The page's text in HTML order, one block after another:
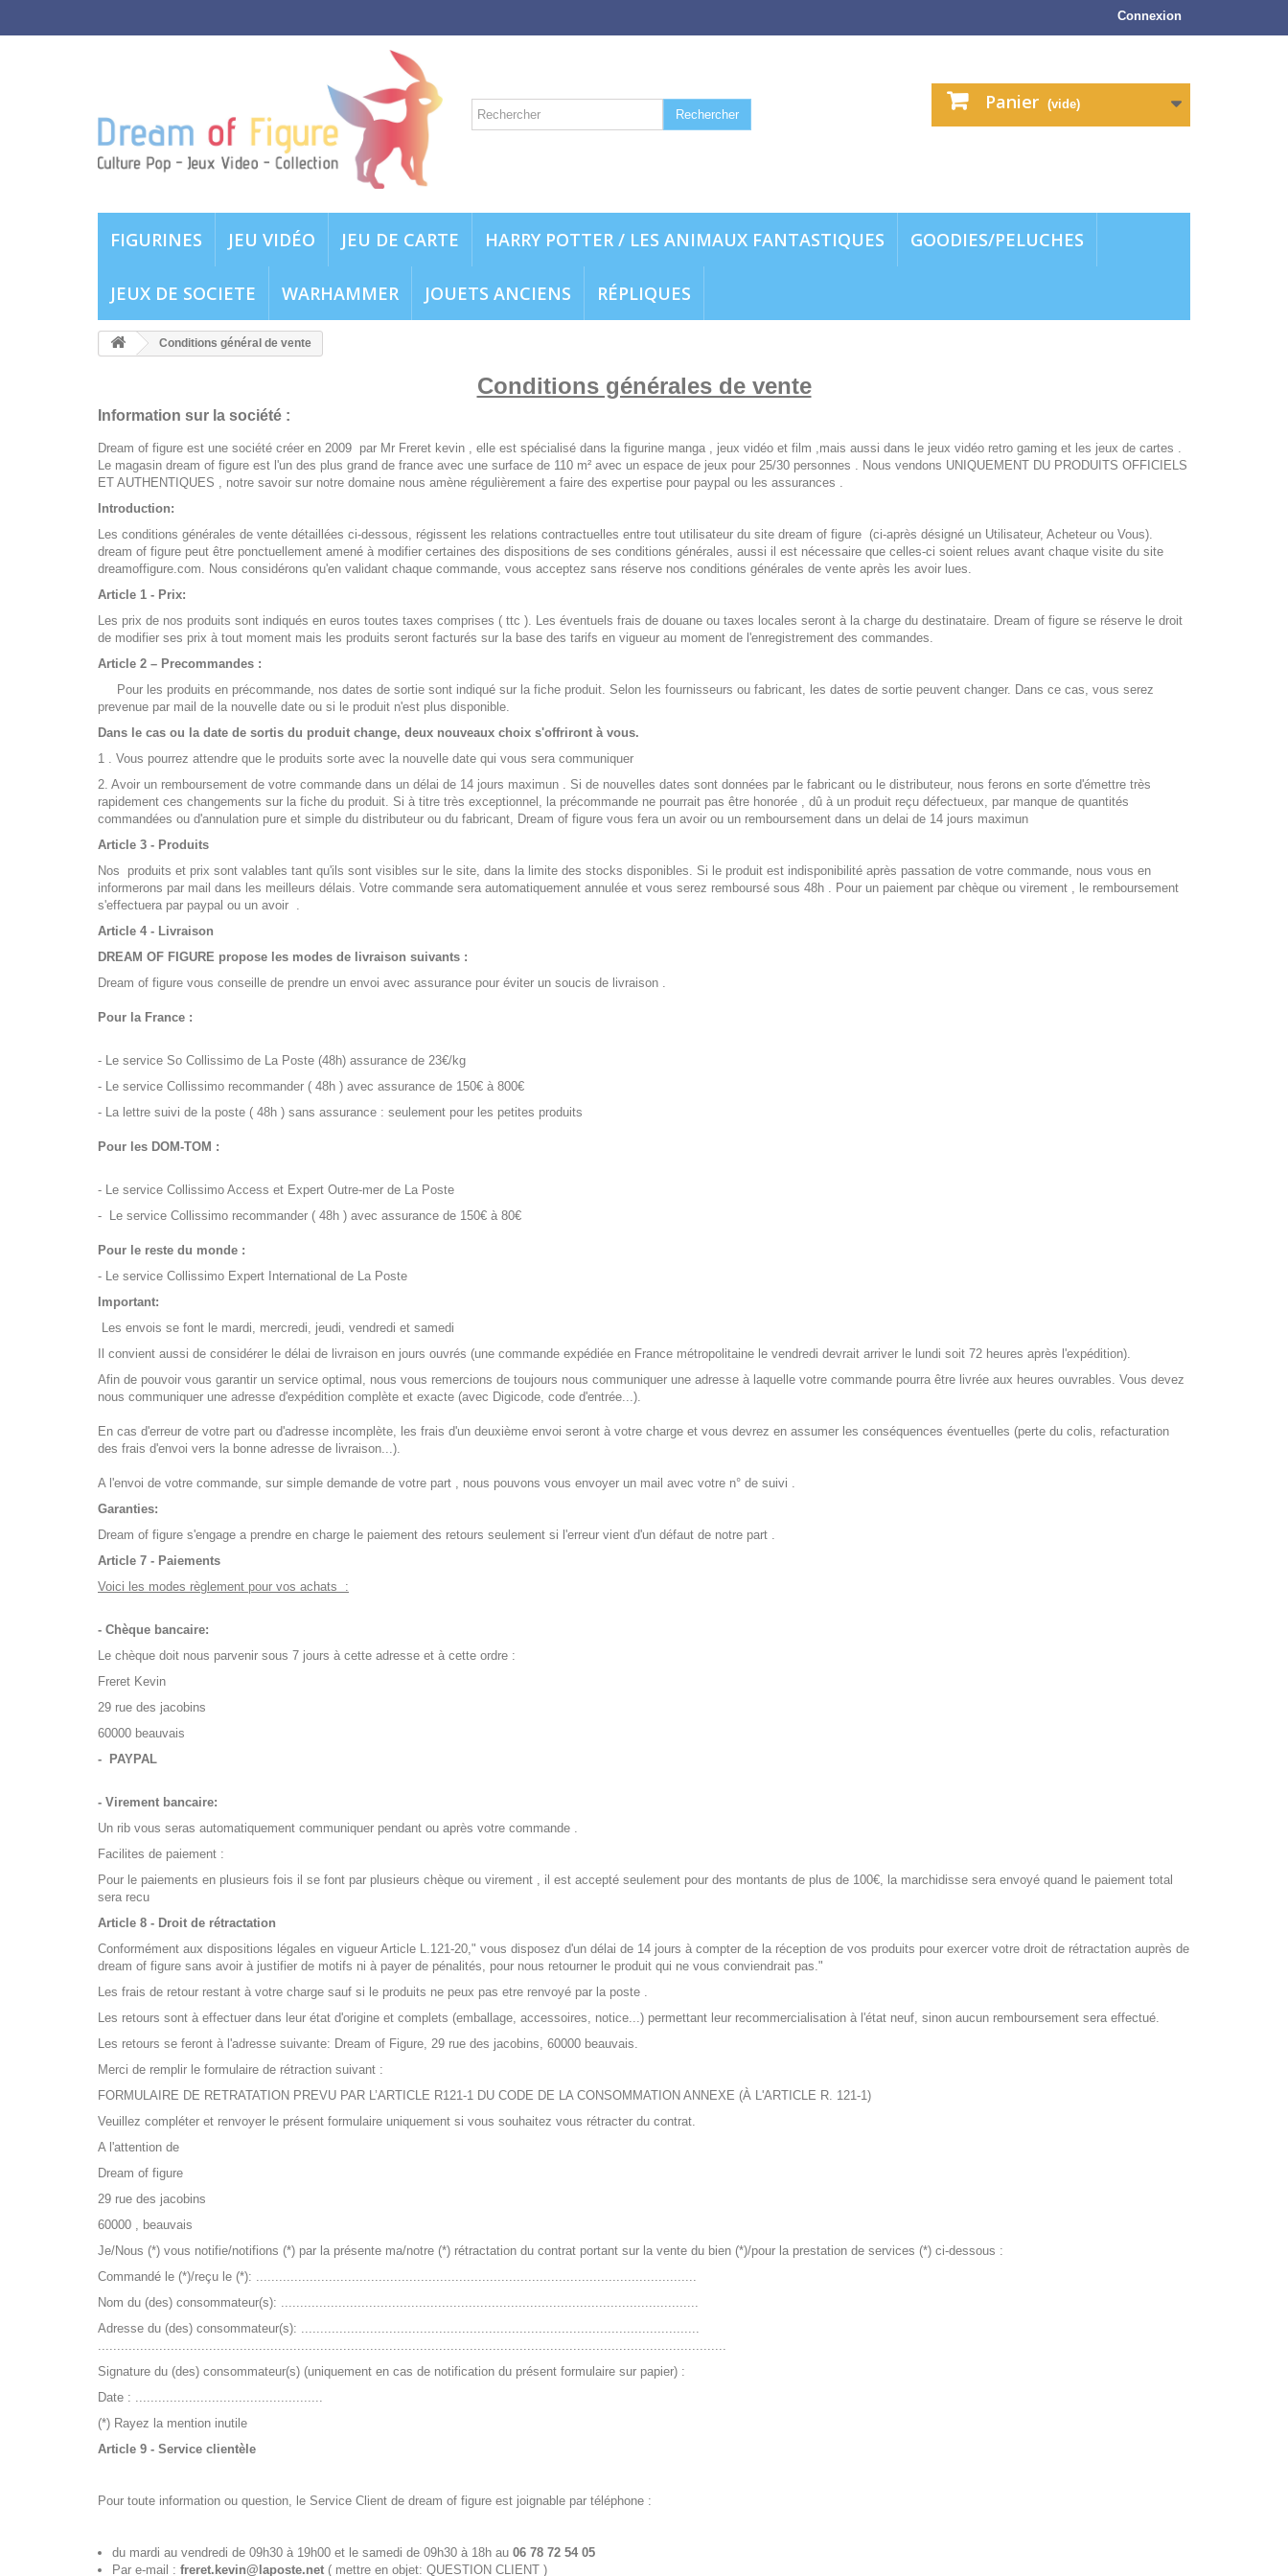
Connexion
Rechercher
Panier (vide)
FIGURINES JEU VIDÉO JEU DE CARTE HARRY POTTER / LES ANIMAUX FANTASTIQUES GOODIES/PELUCHES
JEUX DE SOCIETE WARHAMMER JOUETS ANCIENS RÉPLIQUES
Conditions général de vente
Conditions générales de vente
Information sur la société :
Dream of figure est une société créer en 2009 par Mr Freret kevin , elle est spécialisé dans la figurine manga , jeux vidéo et film ,mais aussi dans le jeux vidéo retro gaming et les jeux de cartes .
Le magasin dream of figure est l'un des plus grand de france avec une surface de 110 m² avec un espace de jeux pour 25/30 personnes . Nous vendons UNIQUEMENT DU PRODUITS OFFICIELS
ET AUTHENTIQUES , notre savoir sur notre domaine nous amène régulièrement a faire des expertise pour paypal ou les assurances .
Introduction:
Les conditions générales de vente détaillées ci-dessous, régissent les relations contractuelles entre tout utilisateur du site dream of figure (ci-après désigné un Utilisateur, Acheteur ou Vous).
dream of figure peut être ponctuellement amené à modifier certaines des dispositions de ses conditions générales, aussi il est nécessaire que celles-ci soient relues avant chaque visite du site
dreamoffigure.com. Nous considérons qu'en validant chaque commande, vous acceptez sans réserve nos conditions générales de vente après les avoir lues.
Article 1 - Prix:
Les prix de nos produits sont indiqués en euros toutes taxes comprises ( ttc ). Les éventuels frais de douane ou taxes locales seront à la charge du destinataire. Dream of figure se réserve le droit
de modifier ses prix à tout moment mais les produits seront facturés sur la base des tarifs en vigueur au moment de l'enregistrement des commandes.
Article 2 – Precommandes :
Pour les produits en précommande, nos dates de sortie sont indiqué sur la fiche produit. Selon les fournisseurs ou fabricant, les dates de sortie peuvent changer. Dans ce cas, vous serez
prevenue par mail de la nouvelle date ou si le produit n'est plus disponible.
Dans le cas ou la date de sortis du produit change, deux nouveaux choix s'offriront à vous.
1 . Vous pourrez attendre que le produits sorte avec la nouvelle date qui vous sera communiquer
2. Avoir un remboursement de votre commande dans un délai de 14 jours maximun . Si de nouvelles dates sont données par le fabricant ou le distributeur, nous ferons en sorte d'émettre très
rapidement ces changements sur la fiche du produit. Si à titre très exceptionnel, la précommande ne pourrait pas être honorée , dû à un produit reçu défectueux, par manque de quantités
commandées ou d'annulation pure et simple du distributeur ou du fabricant, Dream of figure vous fera un avoir ou un remboursement dans un delai de 14 jours maximun
Article 3 - Produits
Nos produits et prix sont valables tant qu'ils sont visibles sur le site, dans la limite des stocks disponibles. Si le produit est indisponibilité après passation de votre commande, nous vous en
informerons par mail dans les meilleurs délais. Votre commande sera automatiquement annulée et vous serez remboursé sous 48h . Pour un paiement par chèque ou virement , le remboursement
s'effectuera par paypal ou un avoir .
Article 4 - Livraison
DREAM OF FIGURE propose les modes de livraison suivants :
Dream of figure vous conseille de prendre un envoi avec assurance pour éviter un soucis de livraison .
Pour la France :
- Le service So Collissimo de La Poste (48h) assurance de 23€/kg
- Le service Collissimo recommander ( 48h ) avec assurance de 150€ à 800€
- La lettre suivi de la poste ( 48h ) sans assurance : seulement pour les petites produits
Pour les DOM-TOM :
- Le service Collissimo Access et Expert Outre-mer de La Poste
- Le service Collissimo recommander ( 48h ) avec assurance de 150€ à 80€
Pour le reste du monde :
- Le service Collissimo Expert International de La Poste
Important:
Les envois se font le mardi, mercredi, jeudi, vendredi et samedi
Il convient aussi de considérer le délai de livraison en jours ouvrés (une commande expédiée en France métropolitaine le vendredi devrait arriver le lundi soit 72 heures après l'expédition).
Afin de pouvoir vous garantir un service optimal, nous vous remercions de toujours nous communiquer une adresse à laquelle votre commande pourra être livrée aux heures ouvrables. Vous devez
nous communiquer une adresse d'expédition complète et exacte (avec Digicode, code d'entrée...).
En cas d'erreur de votre part ou d'adresse incomplète, les frais d'un deuxième envoi seront à votre charge et vous devrez en assumer les conséquences éventuelles (perte du colis, refacturation
des frais d'envoi vers la bonne adresse de livraison...).
A l'envoi de votre commande, sur simple demande de votre part , nous pouvons vous envoyer un mail avec votre n° de suivi .
Garanties:
Dream of figure s'engage a prendre en charge le paiement des retours seulement si l'erreur vient d'un défaut de notre part .
Article 7 - Paiements
Voici les modes règlement pour vos achats :
- Chèque bancaire:
Le chèque doit nous parvenir sous 7 jours à cette adresse et à cette ordre :
Freret Kevin
29 rue des jacobins
60000 beauvais
- PAYPAL
- Virement bancaire:
Un rib vous seras automatiquement communiquer pendant ou après votre commande .
Facilites de paiement :
Pour le paiements en plusieurs fois il se font par plusieurs chèque ou virement , il est accepté seulement pour des montants de plus de 100€, la marchidisse sera envoyé quand le paiement total
sera recu
Article 8 - Droit de rétractation
Conformément aux dispositions légales en vigueur Article L.121-20," vous disposez d'un délai de 14 jours à compter de la réception de vos produits pour exercer votre droit de rétractation auprès de
dream of figure sans avoir à justifier de motifs ni à payer de pénalités, pour nous retourner le produit qui ne vous conviendrait pas."
Les frais de retour restant à votre charge sauf si le produits ne peux pas etre renvoyé par la poste .
Les retours sont à effectuer dans leur état d'origine et complets (emballage, accessoires, notice...) permettant leur recommercialisation à l'état neuf, sinon aucun remboursement sera effectué.
Les retours se feront à l'adresse suivante: Dream of Figure, 29 rue des jacobins, 60000 beauvais.
Merci de remplir le formulaire de rétraction suivant :
FORMULAIRE DE RETRATATION PREVU PAR L’ARTICLE R121-1 DU CODE DE LA CONSOMMATION ANNEXE (À L'ARTICLE R. 121-1)
Veuillez compléter et renvoyer le présent formulaire uniquement si vous souhaitez vous rétracter du contrat.
A l'attention de
Dream of figure
29 rue des jacobins
60000 , beauvais
Je/Nous (*) vous notifie/notifions (*) par la présente ma/notre (*) rétractation du contrat portant sur la vente du bien (*)/pour la prestation de services (*) ci-dessous :
Commandé le (*)/reçu le (*): ...................................................................................................................
Nom du (des) consommateur(s): .............................................................................................................
Adresse du (des) consommateur(s): ........................................................................................................
Signature du (des) consommateur(s) (uniquement en cas de notification du présent formulaire sur papier) :
Date : .................................................
(*) Rayez la mention inutile
Article 9 - Service clientèle
Pour toute information ou question, le Service Client de dream of figure est joignable par téléphone :
du mardi au vendredi de 09h30 à 19h00 et le samedi de 09h30 à 18h au 06 78 72 54 05
Par e-mail : freret.kevin@laposte.net ( mettre en objet: QUESTION CLIENT )